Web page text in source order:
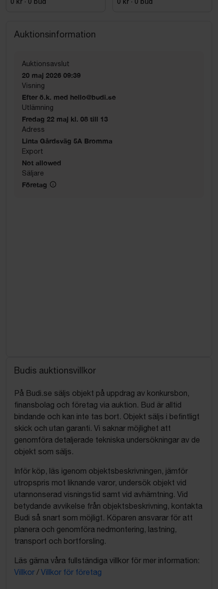
0 kr · 0 bud 0 kr · 0 bud
Auktionsinformation
Auktionsavslut
20 maj 2026 09:39
Visning
Efter ö.k. med hello@budi.se
Utlämning
Fredag 22 maj kl. 08 till 13
Adress
Linta Gårdsväg 5A Bromma
Export
Not allowed
Säljare
Företag
Budis auktionsvillkor
På Budi.se säljs objekt på uppdrag av konkursbon,
finansbolag och företag via auktion. Bud är alltid
bindande och kan inte tas bort. Objekt säljs i befintligt
skick och utan garanti. Vi saknar möjlighet att
genomföra detaljerade tekniska undersökningar av de
objekt som säljs.
Inför köp, läs igenom objektsbeskrivningen, jämför
utropspris mot liknande varor, undersök objekt vid
utannonserad visningstid samt vid avhämtning. Vid
betydande avvikelse från objektsbeskrivning, kontakta
Budi så snart som möjligt. Köparen ansvarar för att
planera och genomföra nedmontering, lastning,
transport och bortforsling.
Läs gärna våra fullständiga villkor för mer information:
Villkor / Villkor för företag